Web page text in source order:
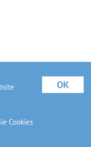
Cookies
OK